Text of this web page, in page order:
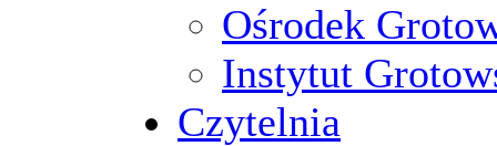
Ośrodek
Instytut
Czytelnia